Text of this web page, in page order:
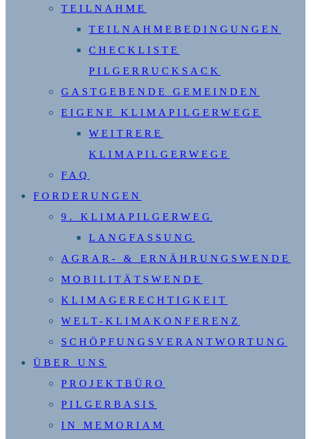
TEILNAHME
TEILNAHMEBEDINGUNGEN
CHECKLISTE
PILGERRUCKSACK
GASTGEBENDE GEMEINDEN
EIGENE KLIMAPILGERWEGE
WEITRERE
KLIMAPILGERWEGE
FAQ
FORDERUNGEN
9. KLIMAPILGERWEG
LANGFASSUNG
AGRAR- & ERNÄHRUNGSWENDE
MOBILITÄTSWENDE
KLIMAGERECHTIGKEIT
WELT-KLIMAKONFERENZ
SCHÖPFUNGSVERANTWORTUNG
ÜBER UNS
PROJEKTBÜRO
PILGERBASIS
IN MEMORIAM